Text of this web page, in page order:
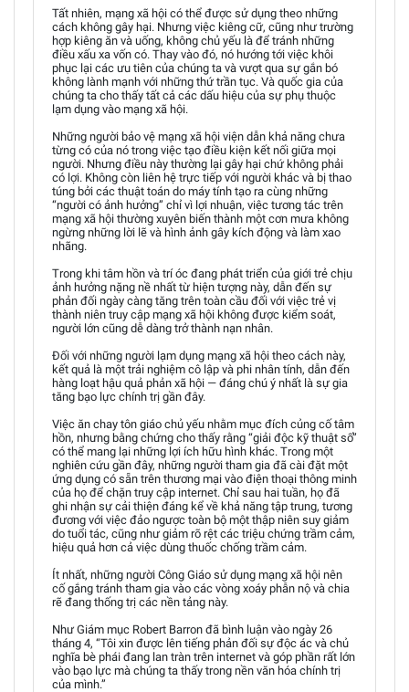
Tất nhiên, mạng xã hội có thể được sử dụng theo những
cách không gây hại. Nhưng việc kiêng cữ, cũng như trường
hợp kiêng ăn và uống, không chủ yếu là để tránh những
điều xấu xa vốn có. Thay vào đó, nó hướng tới việc khôi
phục lại các ưu tiên của chúng ta và vượt qua sự gắn bó
không lành mạnh với những thứ trần tục. Và quốc gia của
chúng ta cho thấy tất cả các dấu hiệu của sự phụ thuộc
lạm dụng vào mạng xã hội.
Những người bảo vệ mạng xã hội viện dẫn khả năng chưa
từng có của nó trong việc tạo điều kiện kết nối giữa mọi
người. Nhưng điều này thường lại gây hại chứ không phải
có lợi. Không còn liên hệ trực tiếp với người khác và bị thao
túng bởi các thuật toán do máy tính tạo ra cùng những
“người có ảnh hưởng” chỉ vì lợi nhuận, việc tương tác trên
mạng xã hội thường xuyên biến thành một cơn mưa không
ngừng những lời lẽ và hình ảnh gây kích động và làm xao
nhãng.
Trong khi tâm hồn và trí óc đang phát triển của giới trẻ chịu
ảnh hưởng nặng nề nhất từ hiện tượng này, dẫn đến sự
phản đối ngày càng tăng trên toàn cầu đối với việc trẻ vị
thành niên truy cập mạng xã hội không được kiểm soát,
người lớn cũng dễ dàng trở thành nạn nhân.
Đối với những người lạm dụng mạng xã hội theo cách này,
kết quả là một trải nghiệm cô lập và phi nhân tính, dẫn đến
hàng loạt hậu quả phản xã hội — đáng chú ý nhất là sự gia
tăng bạo lực chính trị gần đây.
Việc ăn chay tôn giáo chủ yếu nhằm mục đích củng cố tâm
hồn, nhưng bằng chứng cho thấy rằng “giải độc kỹ thuật số”
có thể mang lại những lợi ích hữu hình khác. Trong một
nghiên cứu gần đây, những người tham gia đã cài đặt một
ứng dụng có sẵn trên thương mại vào điện thoại thông minh
của họ để chặn truy cập internet. Chỉ sau hai tuần, họ đã
ghi nhận sự cải thiện đáng kể về khả năng tập trung, tương
đương với việc đảo ngược toàn bộ một thập niên suy giảm
do tuổi tác, cũng như giảm rõ rệt các triệu chứng trầm cảm,
hiệu quả hơn cả việc dùng thuốc chống trầm cảm.
Ít nhất, những người Công Giáo sử dụng mạng xã hội nên
cố gắng tránh tham gia vào các vòng xoáy phẫn nộ và chia
rẽ đang thống trị các nền tảng này.
Như Giám mục Robert Barron đã bình luận vào ngày 26
tháng 4, “Tôi xin được lên tiếng phản đối sự độc ác và chủ
nghĩa bè phái đang lan tràn trên internet và góp phần rất lớn
vào bạo lực mà chúng ta thấy trong nền văn hóa chính trị
của mình.”